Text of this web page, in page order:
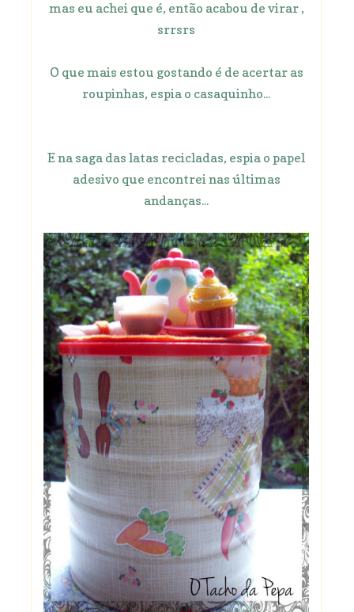
mas eu achei que é, então acabou de virar ,
srrsrs
O que mais estou gostando é de acertar as
roupinhas, espia o casaquinho...
E na saga das latas recicladas, espia o papel
adesivo que encontrei nas últimas
andanças...